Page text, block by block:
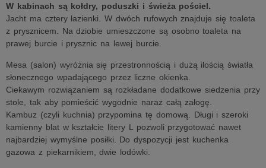
W kabinach są kołdry, poduszki i świeża pościel.
Jacht ma cztery łazienki. W dwóch rufowych znajduje się toaleta
z prysznicem. Na dziobie umieszczone są osobno toaleta na
prawej burcie i prysznic na lewej burcie.
Mesa (salon) wyróżnia się przestronnością i dużą ilością światła
słonecznego wpadającego przez liczne okienka.
Ciekawym rozwiązaniem są rozkładane dodatkowe siedzenia przy
stole, tak aby pomieścić wygodnie naraz całą załogę.
Kambuz (czyli kuchnia) przypomina tę domową. Długi i szeroki
kamienny blat w kształcie litery L pozwoli przygotować nawet
najbardziej wymyślne posiłki. Do dyspozycji jest kuchenka
gazowa z piekarnikiem, dwie lodówki.